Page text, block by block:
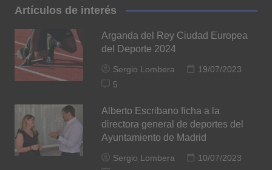
Artículos de interés
Arganda del Rey Ciudad Europea
del Deporte 2024
Sergio Lombera
19/07/2023
5
Alberto Escribano ficha a la
directora general de deportes del
Ayuntamiento de Madrid
Sergio Lombera
10/07/2023